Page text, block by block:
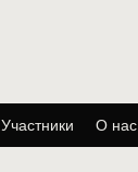
Участники О нас